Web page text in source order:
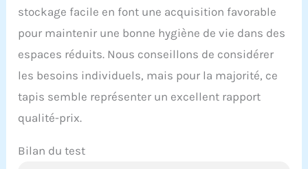
stockage facile en font une acquisition favorable
pour maintenir une bonne hygiène de vie dans des
espaces réduits. Nous conseillons de considérer
les besoins individuels, mais pour la majorité, ce
tapis semble représenter un excellent rapport
qualité-prix.
Bilan du test